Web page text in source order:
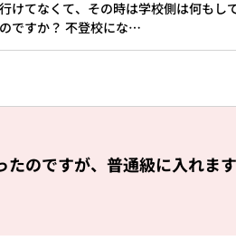
けてなくて、その時は学校側は何もし
ですか？ 不登校にな…
のですが、普通級に入れま